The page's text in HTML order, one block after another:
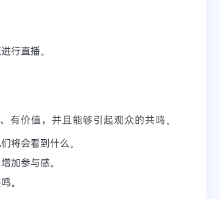
行直播。
有价值，并且能够引起观众的共鸣。
将会看到什么。
加参与感。
。